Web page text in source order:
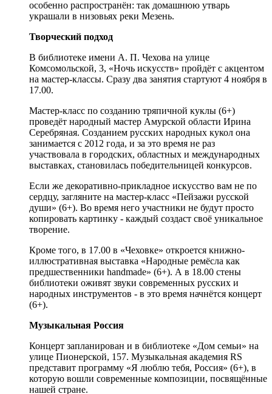
особенно распространён: так домашнюю утварь
украшали в низовьях реки Мезень.
Творческий подход
В библиотеке имени А. П. Чехова на улице
Комсомольской, 3, «Ночь искусств» пройдёт с акцентом
на мастер-классы. Сразу два занятия стартуют 4 ноября в
17.00.
Мастер-класс по созданию тряпичной куклы (6+)
проведёт народный мастер Амурской области Ирина
Серебряная. Созданием русских народных кукол она
занимается с 2012 года, и за это время не раз
участвовала в городских, областных и международных
выставках, становилась победительницей конкурсов.
Если же декоративно-прикладное искусство вам не по
сердцу, загляните на мастер-класс «Пейзажи русской
души» (6+). Во время него участники не будут просто
копировать картинку - каждый создаст своё уникальное
творение.
Кроме того, в 17.00 в «Чеховке» откроется книжно-
иллюстративная выставка «Народные ремёсла как
предшественники handmade» (6+). А в 18.00 стены
библиотеки оживят звуки современных русских и
народных инструментов - в это время начнётся концерт
(6+).
Музыкальная Россия
Концерт запланирован и в библиотеке «Дом семьи» на
улице Пионерской, 157. Музыкальная академия RS
представит программу «Я люблю тебя, Россия» (6+), в
которую вошли современные композиции, посвящённые
нашей стране.